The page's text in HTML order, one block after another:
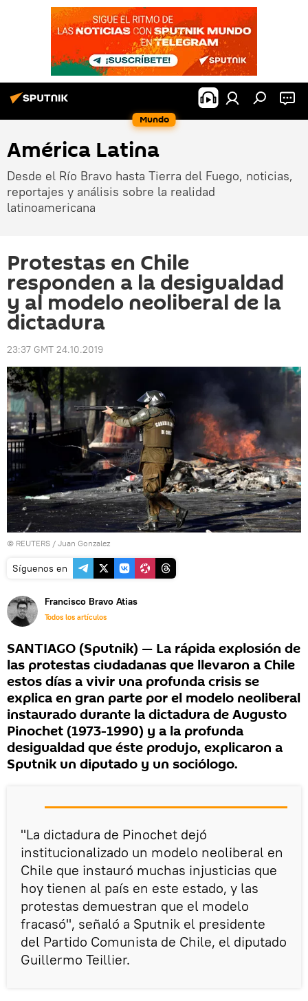
Mundo
América Latina
Desde el Río Bravo hasta Tierra del Fuego, noticias,
reportajes y análisis sobre la realidad
latinoamericana
Protestas en Chile
responden a la desigualdad
y al modelo neoliberal de la
dictadura
23:37 GMT 24.10.2019
© REUTERS / Juan Gonzalez
Síguenos en
Francisco Bravo Atias
Todos los artículos
SANTIAGO (Sputnik) — La rápida explosión de
las protestas ciudadanas que llevaron a Chile
estos días a vivir una profunda crisis se
explica en gran parte por el modelo neoliberal
instaurado durante la dictadura de Augusto
Pinochet (1973-1990) y a la profunda
desigualdad que éste produjo, explicaron a
Sputnik un diputado y un sociólogo.
"La dictadura de Pinochet dejó
institucionalizado un modelo neoliberal en
Chile que instauró muchas injusticias que
hoy tienen al país en este estado, y las
protestas demuestran que el modelo
fracasó", señaló a Sputnik el presidente
del Partido Comunista de Chile, el diputado
Guillermo Teillier.